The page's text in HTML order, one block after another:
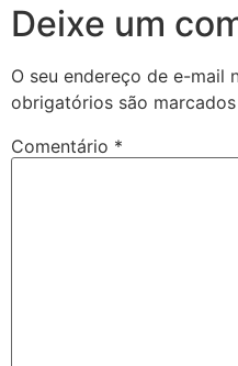
Deixe um
O seu endereço de e-mail
obrigatórios são
Comentário *